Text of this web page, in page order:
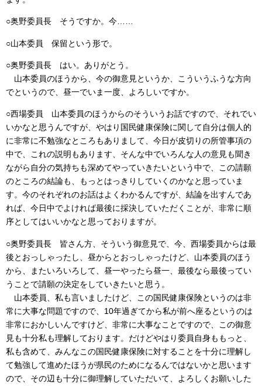
○奥野委員長 そうですか。今……
○山本委員 保留という形で。
○奥野委員長 はい。ありがとう。
山本委員のほうから、今の御意見というか、こういうふうな方向
でというので、昼一でいま一度、よろしいですか。
○西場委員 山本委員のほうからのそういうお話ですので、それでい
いかなと思うんですが、やはり国民健康保険に関して自分は個人的
に非常に不勉強なところもありまして、今日が皮切りの所管事項の
中で、これの説明もあります、そんな中でいろんな人の意見も聞き
ながら自分の気持ちも深めてやっていきたいという中で、この請願
のところの結論も、もっとはっきりしていくのかなと思っていま
す。今のそれぞれのお話はよくわかるんですが、結論を出すんであ
れば、今日中でよければ最後に採決していただくことが、非常に順
序としてはいいかなと思っておりますが。
○奥野委員長 皆さん方、そういう御意見で、今、西場委員からは最
後とおっしゃったし、昼からとおっしゃったけど、山本委員のほう
から、またいろいろして、昼一やったら昼一、最後なら最後ってい
うことで請願の決定をしていきたいと思う。
山本委員、私も言いましたけど、この国民健康保険というのは非
常に大事な問題ですので、10年過ぎてから私が前へ座るというのは
非常におかしいんですけど、非常に大事なことですので、この御意
見も十分私も理解しております。だけどやはり委員自身ももっと、
私も含めて、みんなこの国民健康保険に対することを十分に理解し
て勉強して進めたほうが県民のためになるんではないかと思います
ので、その辺も十分に御理解していただいて、よろしくお願いした